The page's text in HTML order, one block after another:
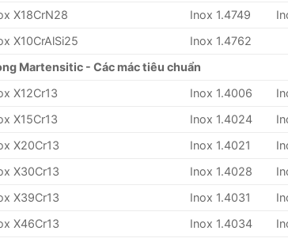
X18CrN28
Inox 1.4749
X10CrAlSi25
Inox 1.4762
Martensitic - Các mác tiêu chuẩn
X12Cr13
Inox 1.4006
X15Cr13
Inox 1.4024
X20Cr13
Inox 1.4021
X30Cr13
Inox 1.4028
X39Cr13
Inox 1.4031
X46Cr13
Inox 1.4034